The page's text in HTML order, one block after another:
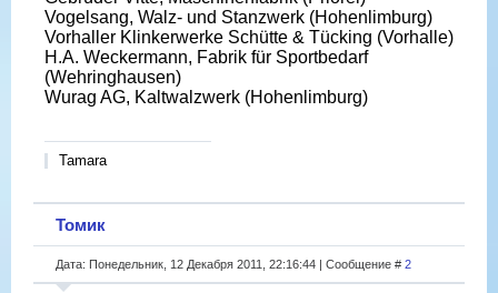
Vogelsang, Walz- und Stanzwerk (Hohenlimburg)
Vorhaller Klinkerwerke Schütte & Tücking (Vorhalle)
H.A. Weckermann, Fabrik für Sportbedarf
(Wehringhausen)
Wurag AG, Kaltwalzwerk (Hohenlimburg)
Tamara
Томик
Дата: Понедельник, 12 Декабря 2011, 22:16:44 | Сообщение # 2